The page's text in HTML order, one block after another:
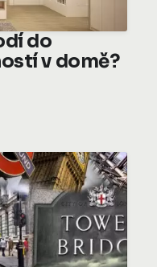
do
v domě?